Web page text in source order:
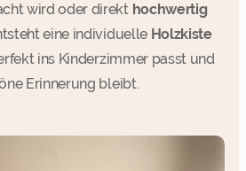
wird oder direkt hochwertig
eine individuelle Holzkiste
ins Kinderzimmer passt und
Erinnerung bleibt.